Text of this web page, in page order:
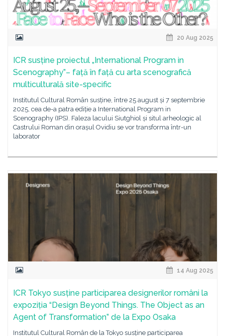
20 Aug 2025
ICR susține proiectul „International Program in
Scenography”– față în față cu arta scenografică
multiculturală site-specific
Institutul Cultural Român susține, între 25 august și 7 septembrie
2025, cea de-a patra ediție a International Program in
Scenography (IPS). Faleza lacului Siutghiol și situl arheologic al
Castrului Roman din orașul Ovidiu se vor transforma într-un
laborator
14 Aug 2025
ICR Tokyo susține participarea designerilor români la
expoziția “Design Beyond Things. The Object as an
Agent of Transformation” de la Expo Osaka
Institutul Cultural Român de la Tokyo susține participarea